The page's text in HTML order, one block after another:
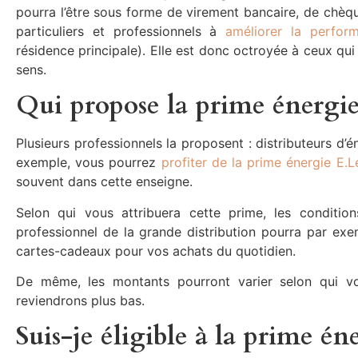
pourra l’être sous forme de virement bancaire, de
particuliers et professionnels à améliorer la
résidence principale). Elle est donc octroyée à ceux
sens.
Qui propose la prime
Plusieurs professionnels la proposent : distributeurs
exemple, vous pourrez profiter de la prime énergie
souvent dans cette enseigne.
Selon qui vous attribuera cette prime, les
professionnel de la grande distribution pourra par
cartes-cadeaux pour vos achats du quotidien.
De même, les montants pourront varier selon qui
reviendrons plus bas.
Suis-je éligible à la prime